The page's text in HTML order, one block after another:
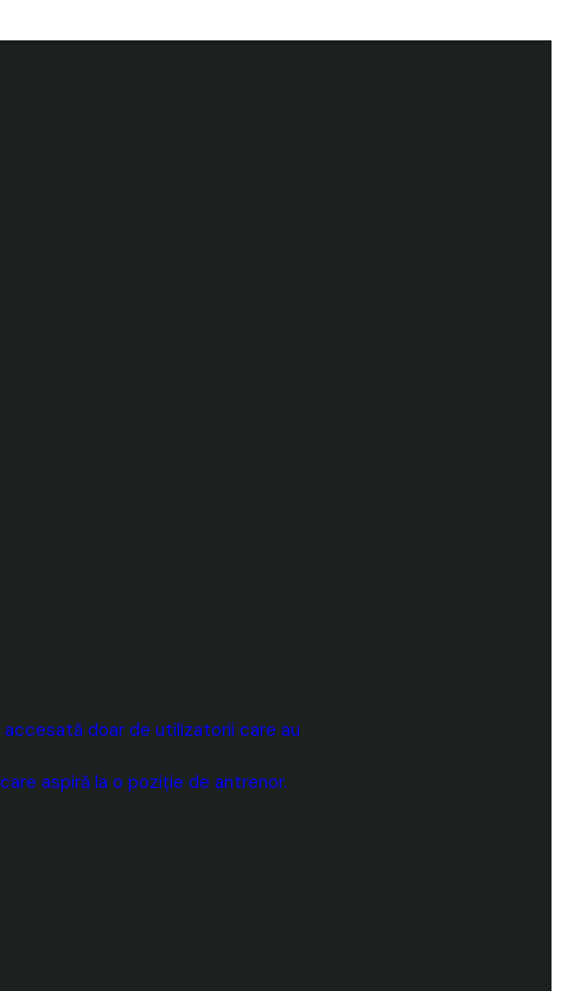
doar de utilizatorii care au
aspiră la o poziție de antrenor.